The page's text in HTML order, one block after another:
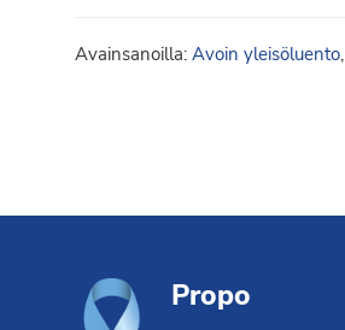
Avainsanoilla:Avoin yleisöluento,
Propo